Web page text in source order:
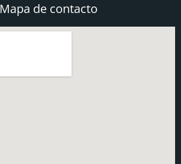
Mapa de contacto